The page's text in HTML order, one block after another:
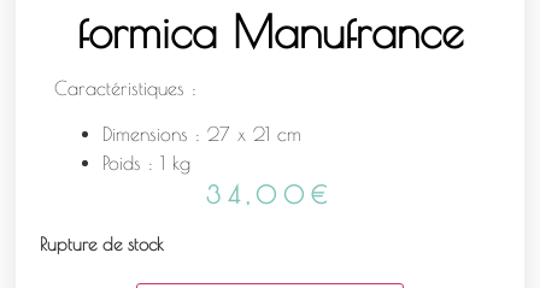
formica Manufrance
Caractéristiques :
Dimensions : 27 x 21 cm
Poids : 1 kg
34,00 €
Rupture de stock